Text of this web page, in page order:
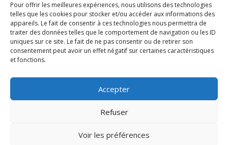
Pour offrir les meilleures expériences, nous utilisons des technologies
telles que les cookies pour stocker et/ou accéder aux informations des
appareils. Le fait de consentir à ces technologies nous permettra de
traiter des données telles que le comportement de navigation ou les ID
uniques sur ce site. Le fait de ne pas consentir ou de retirer son
consentement peut avoir un effet négatif sur certaines caractéristiques
et fonctions.
Accepter
Refuser
Voir les préférences
À PROPOS
La marque « Produit des Deux-Sèvres »
La démarche « Manger Bon et Local »
L’agriculture deux-sévrienne
BLOG